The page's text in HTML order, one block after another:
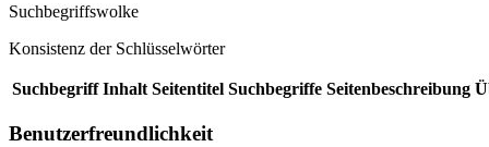
Suchbegriffswolke
Konsistenz der Schlüsselwörter
Suchbegriff Inhalt Seitentitel Suchbegriffe Seitenbeschreibung
Benutzerfreundlichkeit